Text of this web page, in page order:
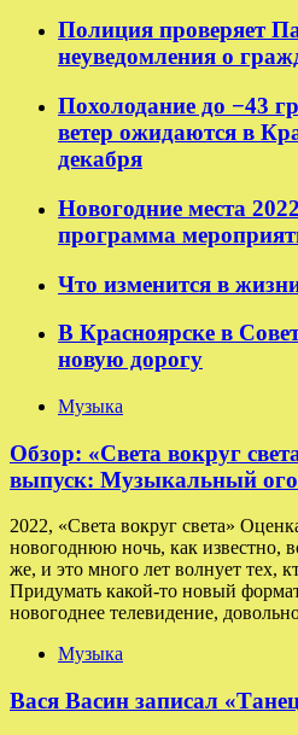
Полиция проверяет
неуведомления о
Похолодание до −43
ветер ожидаются в
декабря
Новогодние места
программа
Что изменится в
В Красноярске в
новую дорогу
Музыка
Обзор: «Света вокруг
выпуск: Музыкальный
2022, «Света вокруг света»
новогоднюю ночь, как известно,
же, и это много лет волнует тех,
Придумать какой-то новый
новогоднее телевидение,
Музыка
Вася Васин записал